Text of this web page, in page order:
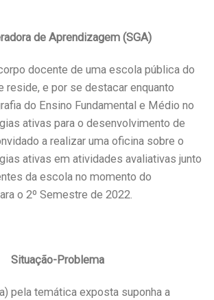
de Aprendizagem (SGA)
docente de uma escola pública do
reside, e por se destacar enquanto
do Ensino Fundamental e Médio no
ativas para o desenvolvimento de
a realizar uma oficina sobre o
ativas em atividades avaliativas junto
da escola no momento do
o 2º Semestre de 2022.
Situação-Problema
pela temática exposta suponha a